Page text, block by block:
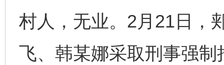
村人，无业。2月21日，
飞、韩某娜采取刑事强